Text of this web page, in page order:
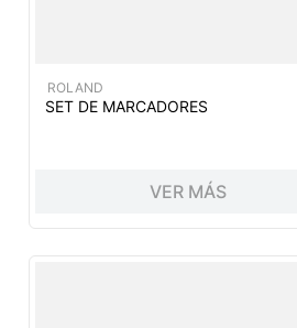
ROLAND
SET DE MARCADORES
VER MÁS